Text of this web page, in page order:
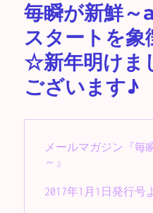
毎瞬が新鮮
スタートを
☆新年明けま
ございます♪
メールマガジン『毎
～』
2017年1月1日発行号